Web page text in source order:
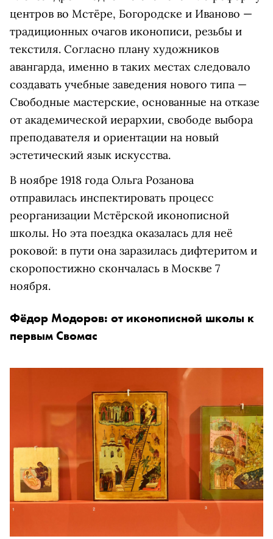
центров во Мстёре, Богородске и Иваново —
традиционных очагов иконописи, резьбы и
текстиля. Согласно плану художников
авангарда, именно в таких местах следовало
создавать учебные заведения нового типа —
Свободные мастерские, основанные на отказе
от академической иерархии, свободе выбора
преподавателя и ориентации на новый
эстетический язык искусства.
В ноябре 1918 года Ольга Розанова
отправилась инспектировать процесс
реорганизации Мстёрской иконописной
школы. Но эта поездка оказалась для неё
роковой: в пути она заразилась дифтеритом и
скоропостижно скончалась в Москве 7
ноября.
Фёдор Модоров: от иконописной школы к
первым Свомас